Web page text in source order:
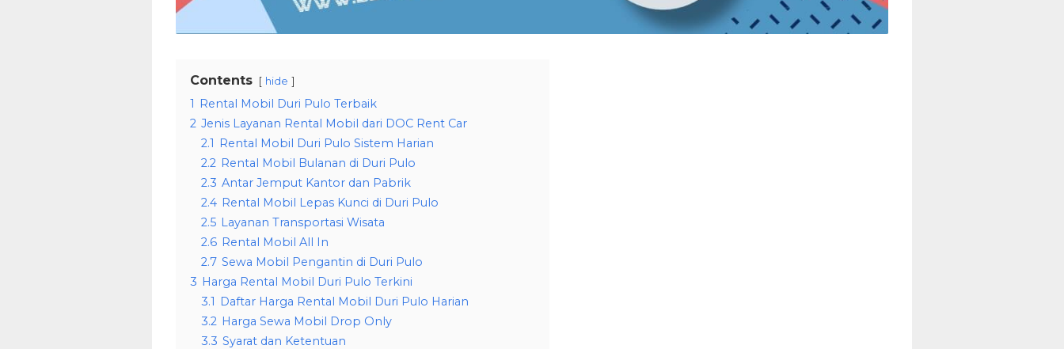
Contents hide
1 Rental Mobil Duri Pulo Terbaik
2 Jenis Layanan Rental Mobil dari DOC Rent Car
2.1 Rental Mobil Duri Pulo Sistem Harian
2.2 Rental Mobil Bulanan di Duri Pulo
2.3 Antar Jemput Kantor dan Pabrik
2.4 Rental Mobil Lepas Kunci di Duri Pulo
2.5 Layanan Transportasi Wisata
2.6 Rental Mobil All In
2.7 Sewa Mobil Pengantin di Duri Pulo
3 Harga Rental Mobil Duri Pulo Terkini
3.1 Daftar Harga Rental Mobil Duri Pulo Harian
3.2 Harga Sewa Mobil Drop Only
3.3 Syarat dan Ketentuan